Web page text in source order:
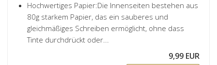
Hochwertiges Papier:Die Innenseiten bestehen aus
80g starkem Papier, das ein sauberes und
gleichmäßiges Schreiben ermöglicht, ohne dass
Tinte durchdrückt oder...
9,99 EUR